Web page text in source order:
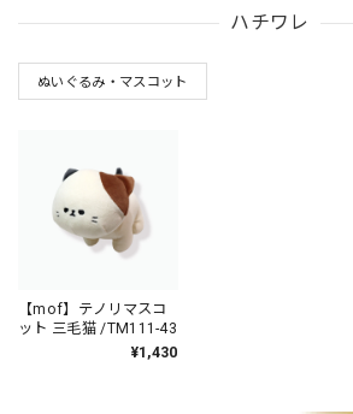
ハチワレ
ぬいぐるみ・マスコット
【mof】テノリマスコ
ット 三毛猫 /TM111-43
¥1,430